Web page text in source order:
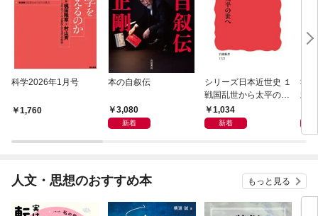
科学2026年1月号
1,760
本の自叙伝
3,080
新着
シリーズ日本近世史 １
戦国乱世から太平の世
へ1,034
新着
社
頼
人文・思想のおすすめ本 もっと見る